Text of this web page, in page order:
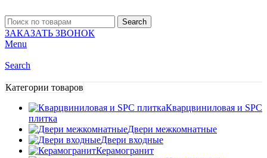
Search
ЗАКАЗАТЬ ЗВОНОК
Menu
Search
Категории товаров
Кварцвиниловая и SPC
плитка
Двери межкомнатные
Двери входные
Керамогранит